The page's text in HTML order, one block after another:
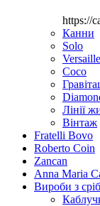
https://
Канни
Solo
Coco
Лінії
Вінтаж
Fratelli Bovo
Roberto Coin
Zancan
Anna Maria
Вироби з